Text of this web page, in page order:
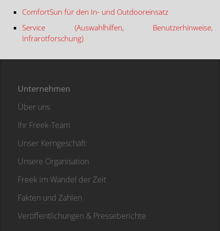
ComfortSun für den In- und Outdooreinsatz
Service (Auswahlhilfen, Benutzerhinweise,
Infrarotforschung)
Unternehmen
Über uns
Ihr Freek-Team
Unser Kerngeschäft
Unsere Organisation
Freek im Wandel der Zeit
Fakten und Zahlen
Veröffentlichungen & Presseberichte